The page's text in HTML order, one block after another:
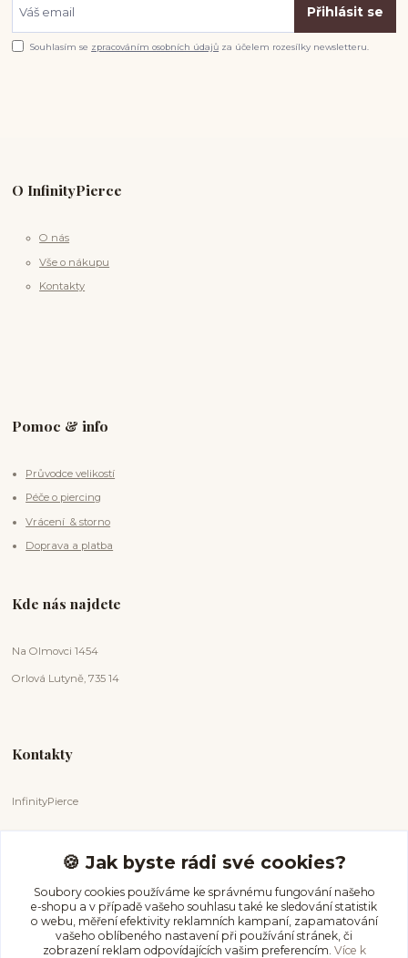
Přihlásit se
Souhlasím se zpracováním osobních údajů za účelem rozesílky newsletteru.
O InfinityPierce
O nás
Vše o nákupu
Kontakty
Pomoc & info
Průvodce velikostí
Péče o piercing
Vrácení & storno
Doprava a platba
Kde nás najdete
Na Olmovci 1454
Orlová Lutyně, 735 14
Kontakty
InfinityPierce
+420 731 681 038
(Po-Ne, 9-18 hod.)
info@infinitypierce.cz
🍪 Jak byste rádi své cookies?
Soubory cookies používáme ke správnému fungování našeho
e-shopu a v případě vašeho souhlasu také ke sledování statistik
o webu, měření efektivity reklamních kampaní, zapamatování
vašeho oblíbeného nastavení při používání stránek, či
zobrazení reklam odpovídajících vašim preferencím. Více k